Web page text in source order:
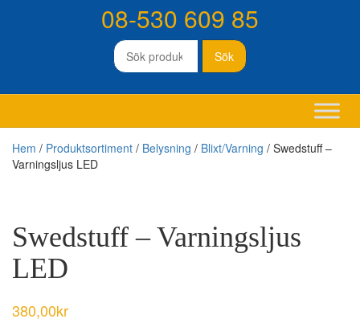
Sök
efter:
Sök
08-530 609 85
Hem / Produktsortiment / Belysning / Blixt/Varning / Swedstuff –
Varningsljus LED
Swedstuff – Varningsljus
LED
380,00kr